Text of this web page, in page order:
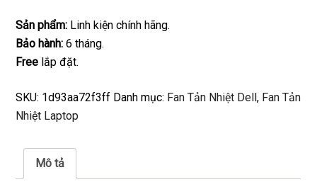
Sản phẩm: Linh kiện chính hãng.
Bảo hành: 6 tháng.
Free lắp đặt.
SKU: 1d93aa72f3ff Danh mục: Fan Tản Nhiệt Dell, Fan Tản
Nhiệt Laptop
Mô tả